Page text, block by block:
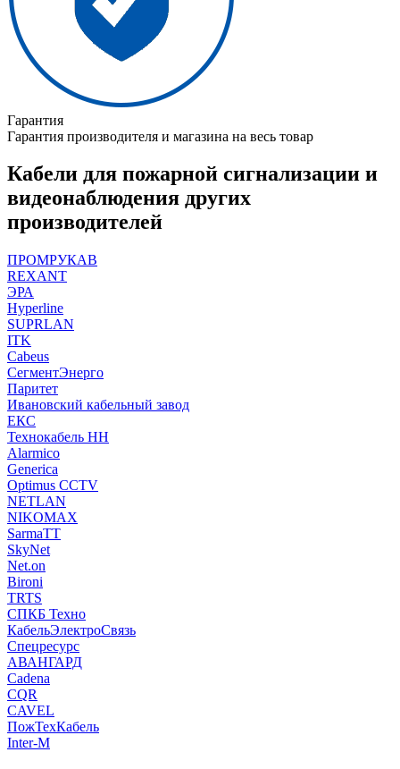
Гарантия
Гарантия производителя и магазина на весь товар
Кабели для пожарной сигнализации и
видеонаблюдения других
производителей
ПРОМРУКАВ
REXANT
ЭРА
Hyperline
SUPRLAN
ITK
Cabeus
СегментЭнерго
Паритет
Ивановский кабельный завод
ЕКС
Технокабель НН
Alarmico
Generica
Optimus CCTV
NETLAN
NIKOMAX
SarmaTT
SkyNet
Net.on
Bironi
TRTS
СПКБ Техно
КабельЭлектроСвязь
Спецресурс
АВАНГАРД
Cadena
CQR
CAVEL
ПожТехКабель
Inter-M